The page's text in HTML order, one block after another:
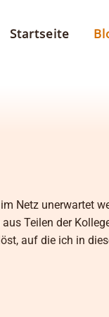
Startseite
Netz unerwartet
Teilen der
auf die ich in